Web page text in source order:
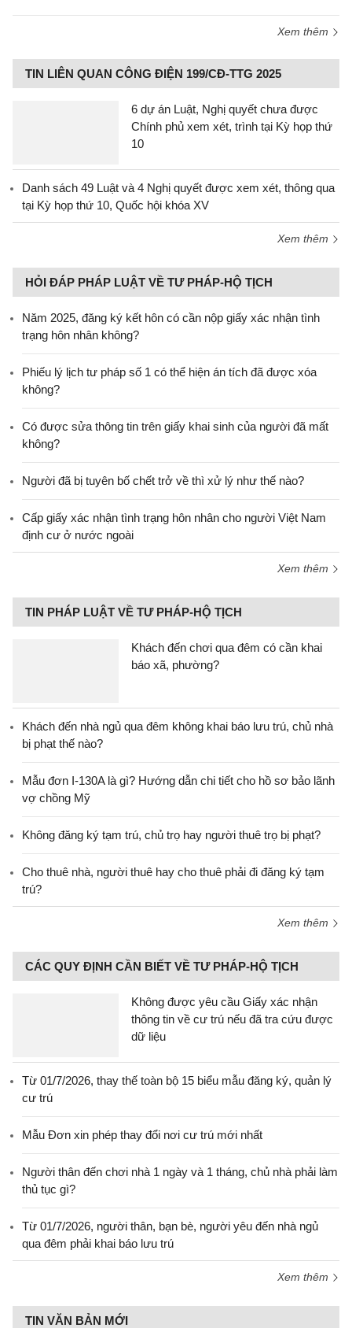
Xem thêm
TIN LIÊN QUAN CÔNG ĐIỆN 199/CĐ-TTG 2025
6 dự án Luật, Nghị quyết chưa được
Chính phủ xem xét, trình tại Kỳ họp thứ
10
Danh sách 49 Luật và 4 Nghị quyết được xem xét, thông qua
tại Kỳ họp thứ 10, Quốc hội khóa XV
Xem thêm
HỎI ĐÁP PHÁP LUẬT VỀ TƯ PHÁP-HỘ TỊCH
Năm 2025, đăng ký kết hôn có cần nộp giấy xác nhận tình
trạng hôn nhân không?
Phiếu lý lịch tư pháp số 1 có thể hiện án tích đã được xóa
không?
Có được sửa thông tin trên giấy khai sinh của người đã mất
không?
Người đã bị tuyên bố chết trở về thì xử lý như thế nào?
Cấp giấy xác nhận tình trạng hôn nhân cho người Việt Nam
định cư ở nước ngoài
Xem thêm
TIN PHÁP LUẬT VỀ TƯ PHÁP-HỘ TỊCH
Khách đến chơi qua đêm có cần khai
báo xã, phường?
Khách đến nhà ngủ qua đêm không khai báo lưu trú, chủ nhà
bị phạt thế nào?
Mẫu đơn I-130A là gì? Hướng dẫn chi tiết cho hồ sơ bảo lãnh
vợ chồng Mỹ
Không đăng ký tạm trú, chủ trọ hay người thuê trọ bị phạt?
Cho thuê nhà, người thuê hay cho thuê phải đi đăng ký tạm
trú?
Xem thêm
CÁC QUY ĐỊNH CẦN BIẾT VỀ TƯ PHÁP-HỘ TỊCH
Không được yêu cầu Giấy xác nhận
thông tin về cư trú nếu đã tra cứu được
dữ liệu
Từ 01/7/2026, thay thế toàn bộ 15 biểu mẫu đăng ký, quản lý
cư trú
Mẫu Đơn xin phép thay đổi nơi cư trú mới nhất
Người thân đến chơi nhà 1 ngày và 1 tháng, chủ nhà phải làm
thủ tục gì?
Từ 01/7/2026, người thân, bạn bè, người yêu đến nhà ngủ
qua đêm phải khai báo lưu trú
Xem thêm
TIN VĂN BẢN MỚI